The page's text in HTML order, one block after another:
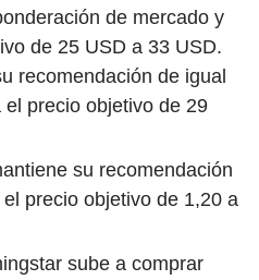
de mercado y
de 25 USD a 33 USD.
recomendación de igual
precio objetivo de 29
su recomendación
precio objetivo de 1,20 a
sube a comprar